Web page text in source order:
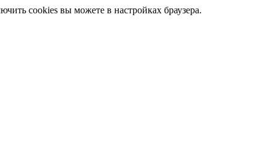
cookies вы можете в настройках браузера.